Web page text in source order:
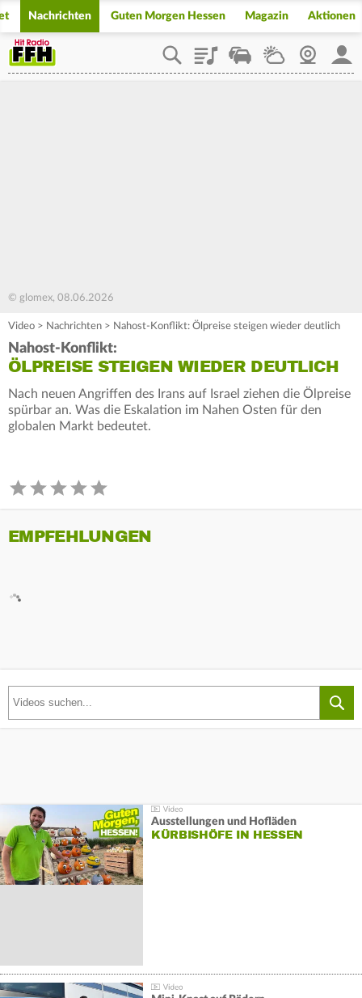
Nachrichten Guten Morgen Hessen Magazin Aktionen
PlaylistStaupilotWetterWebcam
© glomex, 08.06.2026
Video > Nachrichten > Nahost-Konflikt: Ölpreise steigen wieder deutlich
Nahost-Konflikt:
ÖLPREISE STEIGEN WIEDER DEUTLICH
Nach neuen Angriffen des Irans auf Israel ziehen die Ölpreise
spürbar an. Was die Eskalation im Nahen Osten für den
globalen Markt bedeutet.
EMPFEHLUNGEN
Ausstellungen und Hofläden
KÜRBISHÖFE IN HESSEN